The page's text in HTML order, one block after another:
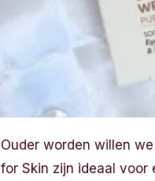
Ouder worden willen
for Skin zijn ideaal voor